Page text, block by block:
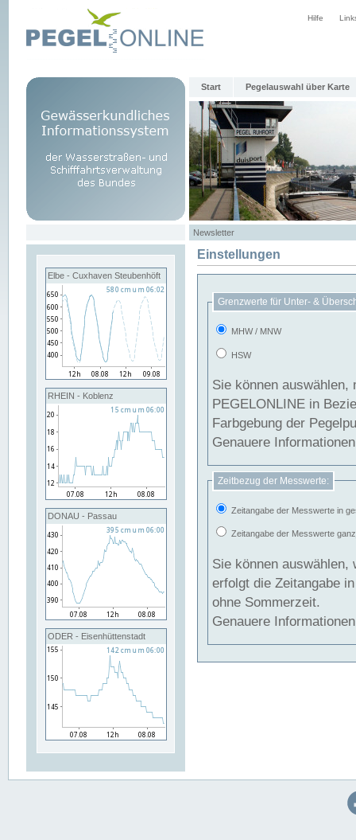
Hilfe
Start Pegelauswahl über Karte
Newsletter
Elbe - Cuxhaven Steubenhöft
RHEIN - Koblenz
DONAU - Passau
ODER - Eisenhüttenstadt
Einstellungen
Grenzwerte für Unter- &
MHW / MNW
HSW
Sie können
PEGELONLINE in Beziehung
Farbgebung der
Genauere
Zeitbezug der Messwerte:
Zeitangabe der Messwerte in
Zeitangabe der Messwerte
Sie können auswählen,
erfolgt die Zeitangabe
ohne Sommerzeit.
Genauere